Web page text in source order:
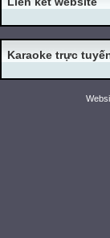
Karaoke trực